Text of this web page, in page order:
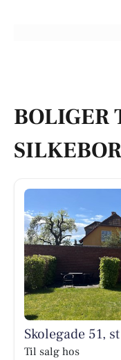
BOLIGER
Skolegade 51,
Til salg hos